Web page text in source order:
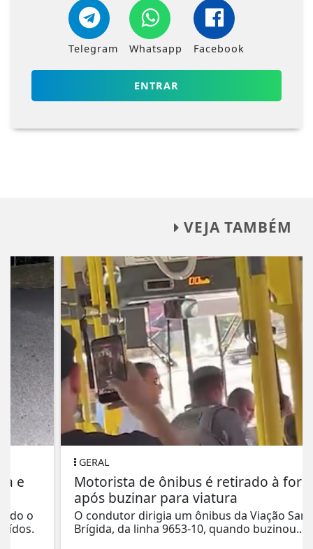
Telegram Whatsapp Facebook
ENTRAR
VEJA TAMBÉM
Motorista de ônibus é retirado à força
após buzinar para viatura
O condutor dirigia um ônibus da Viação Santa
Brígida, da linha 9653-10, quando buzinou...